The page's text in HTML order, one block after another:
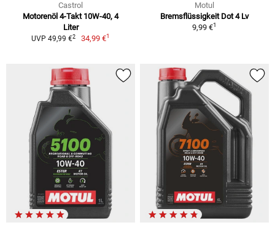
Castrol
Motorenöl 4-Takt 10W-40, 4
Liter
UVP 49,99 €2 34,99 €1
Motul
Bremsflüssigkeit Dot 4 Lv
9,99 €1